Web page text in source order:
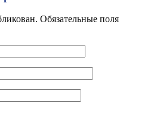
Обязательные поля